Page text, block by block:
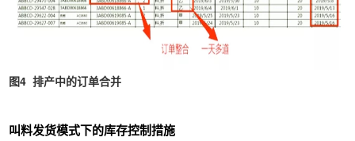
图4 排产中的订单合并
叫料发货模式下的库存控制措施